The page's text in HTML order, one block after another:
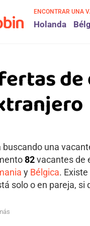
ENCONTRAR UNA
Holanda
de
buscando una
82vacantes de
y Bélgica.
solo o en pareja, si